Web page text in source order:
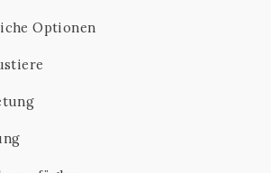
Optionen